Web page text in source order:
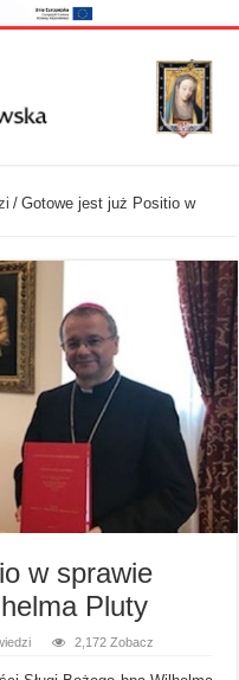
/ Gotowe jest już Positio w
w sprawie
Pluty
2,172 Zobacz